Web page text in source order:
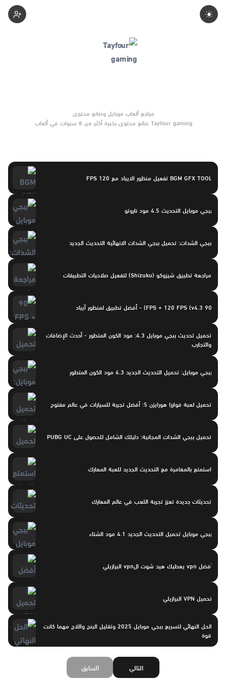
Tayfour gaming صانع محتوى بخبرة أكثر من 8 سنوات في ألعاب
BGM GFX TOOL تفعيل منظور الايباد مع 120 FPS
ببجي موبايل التحديث 4.5 مود ناروتو
ببجي الشدات: تحميل ببجي الشدات الانهائية التحديث الجديد
مراجعة تطبيق شيزوكو (Shizuku) لتفعيل صلاحيات التطبيقات
90 FPS + 120 FPS (v4.3) - أفضل تطبيق لمنظور آيباد
تحميل تحديث ببجي موبايل 4.3: مود الكون المتطور - أحدث الإضافات
والتجارب
ببجي موبايل: تحميل التحديث الجديد 4.3 مود الكون المتطور
تحميل لعبة فوارزا هورايزن 5: أفضل تجربة للسيارات في عالم مفتوح
تحميل ببجي الشدات المجانية: دليلك الشامل للحصول على PUBG UC
استمتع بالمغامرة مع التحديث الجديد للعبة المعارك
تحديثات جديدة تعزز تجربة اللعب في عالم المعارك
ببجي موبايل تحميل التحديث الجديد 4.1 مود الشتاء
أفضل vpn يعطيك هيد شوت الvpn البرازيلي
تحميل VPN البرازيلي
الحل النهائي لتسريع ببجي موبايل 2025 وتقليل البنج واللاج مهما كانت
قوة
السابق التالي